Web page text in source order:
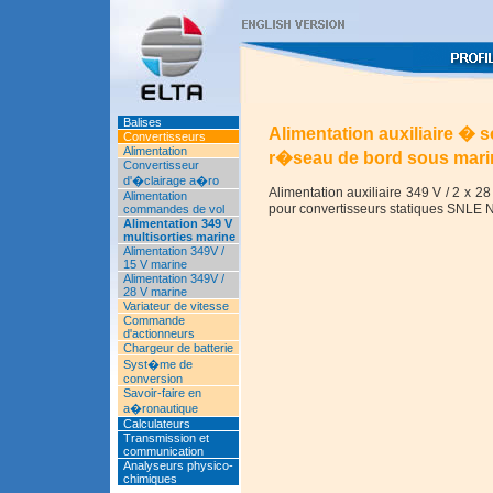
Balises
Convertisseurs
Alimentation
Convertisseur
d'�clairage a�ro
Alimentation
commandes de vol
Alimentation 349 V
multisorties marine
Alimentation 349V /
15 V marine
Alimentation 349V /
28 V marine
Variateur de vitesse
Commande
d'actionneurs
Chargeur de batterie
Syst�me de
conversion
Savoir-faire en
a�ronautique
Calculateurs
Transmission et
communication
Analyseurs physico-
chimiques
Alimentation auxiliaire �
r�seau de bord sous
Alimentation auxiliaire 349 V / 2 x
pour convertisseurs statiques SNLE